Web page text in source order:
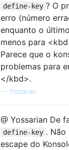
define-key ? O
erro (número
enquanto o
menos para
Parece que o
problemas para
</kbd>.
— Yossarian
@ Yossarian De
define-key . Não
escape do